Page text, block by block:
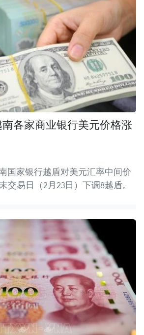
各家商业银行美元价格涨
国家银行越盾对美元汇率中间价
交易日（2月23日）下调8越盾。